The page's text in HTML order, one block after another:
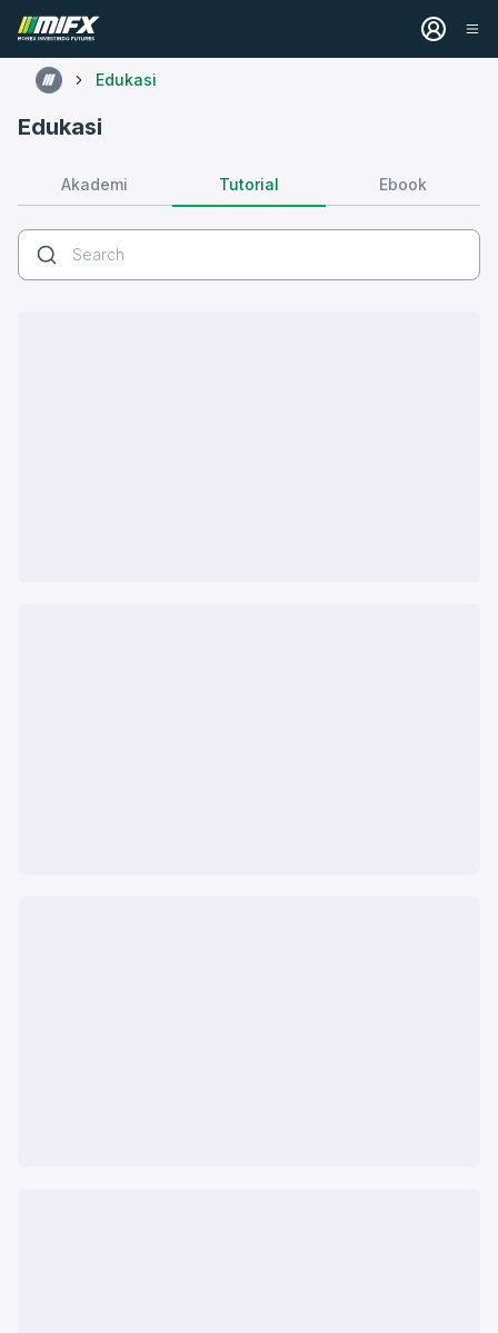
Edukasi
Edukasi
Akademi Tutorial Ebook